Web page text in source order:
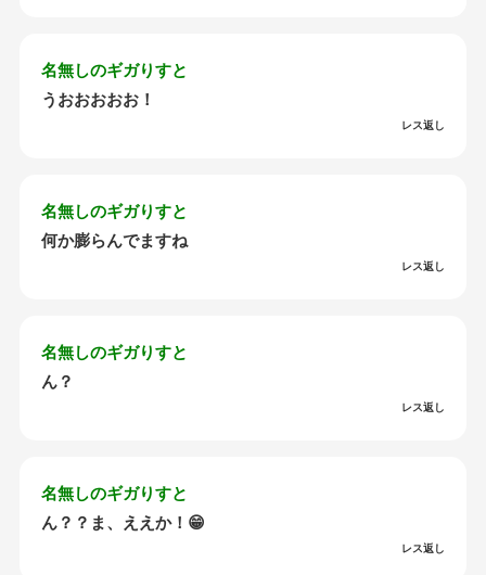
名無しのギガりすと
うおおおおお！
レス返し
名無しのギガりすと
何か膨らんでますね
レス返し
名無しのギガりすと
ん？
レス返し
名無しのギガりすと
ん？？ま、ええか！😁
レス返し